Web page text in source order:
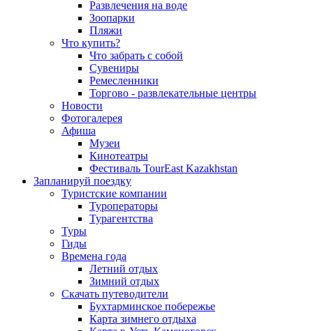
Развлечения на воде
Зоопарки
Пляжи
Что купить?
Что забрать с собой
Сувениры
Ремесленники
Торгово - развлекательные центры
Новости
Фотогалерея
Афиша
Музеи
Кинотеатры
Фестиваль TourEast Kazakhstan
Запланируй поездку
Туристские компании
Туроператоры
Турагентства
Туры
Гиды
Времена года
Летний отдых
Зимний отдых
Скачать путеводители
Бухтарминское побережье
Карта зимнего отдыха